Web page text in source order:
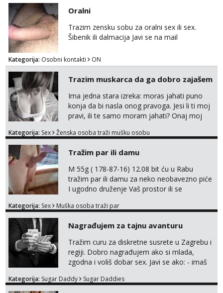
Oralni
Trazim zensku sobu za oralni sex ili sex.
Šibenik ili dalmacija Javi se na mail
Kategorija: Osobni kontakti ON
Trazim muskarca da ga dobro zajašem
Ima jedna stara izreka: moras jahati puno
konja da bi nasla onog pravoga. Jesi li ti moj
pravi, ili te samo moram jahati? Onaj moj
na sexdater link i javi mi se tamo....
Kategorija: Sex Ženska osoba traži mušku osobu
Tražim par ili damu
M 55g ( 178-87-16) 12.08 bit ću u Rabu
tražim par ili damu za neko neobavezno piće
I ugodno druženje Vaš prostor ili se
plaži na noćno kupanje Kontakt
Kategorija: Sex Muška osoba traži par
Nagrađujem za tajnu avanturu
Tražim curu za diskretne susrete u Zagrebu i
regiji. Dobro nagrađujem ako si mlada,
zgodna i voliš dobar sex. Javi se ako: - imaš
kosu - se dobro ljubiš - si fleksibilna s
Kategorija: Sugar Daddy Sugar Daddies